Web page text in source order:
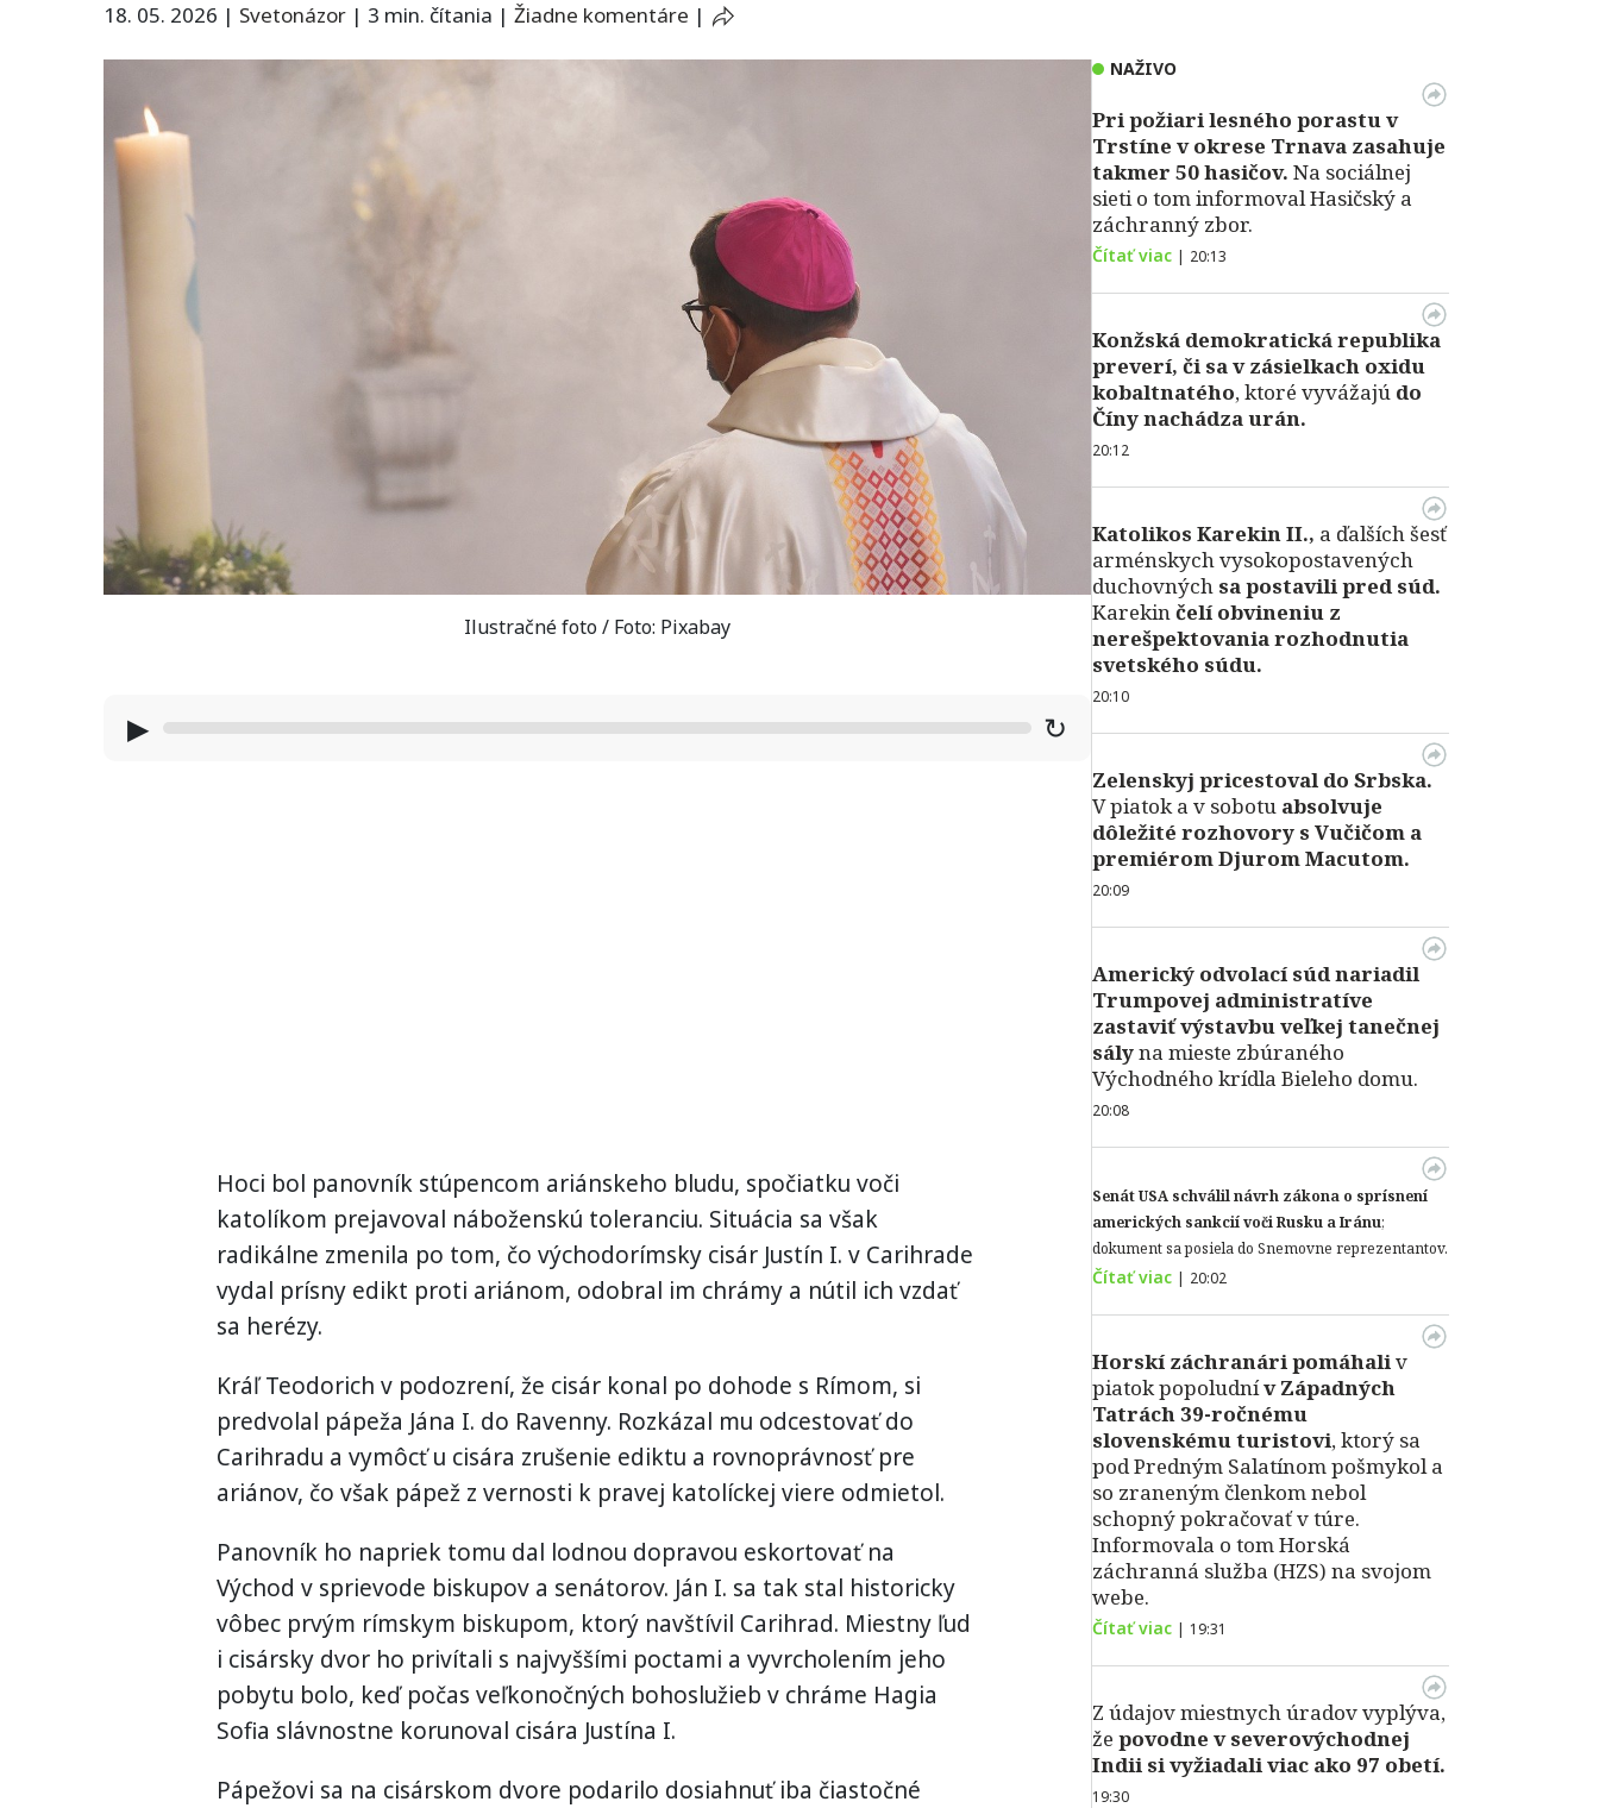
18. 05. 2026 | Svetonázor | 3 min. čítania | Žiadne komentáre |
Ilustračné foto / Foto: Pixabay
▶ ↻
Hoci bol panovník stúpencom ariánskeho bludu, spočiatku voči
katolíkom prejavoval náboženskú toleranciu. Situácia sa však
radikálne zmenila po tom, čo východorímsky cisár Justín I. v Carihrade
vydal prísny edikt proti ariánom, odobral im chrámy a nútil ich vzdať
sa herézy.
Kráľ Teodorich v podozrení, že cisár konal po dohode s Rímom, si
predvolal pápeža Jána I. do Ravenny. Rozkázal mu odcestovať do
Carihradu a vymôcť u cisára zrušenie ediktu a rovnoprávnosť pre
ariánov, čo však pápež z vernosti k pravej katolíckej viere odmietol.
Panovník ho napriek tomu dal lodnou dopravou eskortovať na
Východ v sprievode biskupov a senátorov. Ján I. sa tak stal historicky
vôbec prvým rímskym biskupom, ktorý navštívil Carihrad. Miestny ľud
i cisársky dvor ho privítali s najvyššími poctami a vyvrcholením jeho
pobytu bolo, keď počas veľkonočných bohoslužieb v chráme Hagia
Sofia slávnostne korunoval cisára Justína I.
Pápežovi sa na cisárskom dvore podarilo dosiahnuť iba čiastočné
NAŽIVO
Pri požiari lesného porastu v
Trstíne v okrese Trnava zasahuje
takmer 50 hasičov. Na sociálnej
sieti o tom informoval Hasičský a
záchranný zbor.
Čítať viac | 20:13
Konžská demokratická republika
preverí, či sa v zásielkach oxidu
kobaltnatého, ktoré vyvážajú do
Číny nachádza urán.
20:12
Katolikos Karekin II., a ďalších šesť
arménskych vysokopostavených
duchovných sa postavili pred súd.
Karekinčelí obvineniu z
nerešpektovania rozhodnutia
svetského súdu.
20:10
Zelenskyj pricestoval do Srbska.
V piatok a v sobotu absolvuje
dôležité rozhovory s Vučičom a
premiérom Djurom Macutom.
20:09
Americký odvolací súd nariadil
Trumpovej administratíve
zastaviť výstavbu veľkej tanečnej
sályna mieste zbúraného
Východného krídla Bieleho domu.
20:08
Senát USA schválil návrh zákona o sprísnení
amerických sankcií voči Rusku a Iránu;
dokument sa posiela do Snemovne reprezentantov.
Čítať viac | 20:02
Horskí záchranári pomáhaliv
piatok popoludnív Západných
Tatrách 39-ročnému
slovenskému turistovi, ktorý sa
pod Predným Salatínom pošmykol a
so zraneným členkom nebol
schopný pokračovať v túre.
Informovala o tom Horská
záchranná služba (HZS) na svojom
webe.
Čítať viac | 19:31
Z údajov miestnych úradov vyplýva,
že povodne v severovýchodnej
Indii si vyžiadali viac ako 97 obetí.
19:30